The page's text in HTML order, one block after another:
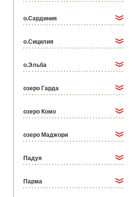
о.Сардиния
о.Сицилия
о.Эльба
озеро Гарда
озеро Комо
озеро Маджори
Падуя
Парма